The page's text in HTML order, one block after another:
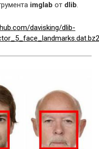
imglab от dlib.
davisking/dlib-